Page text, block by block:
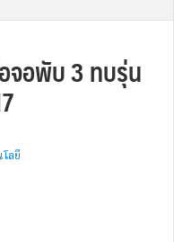
จอพับ 3 ทบรุ่น
โลยี